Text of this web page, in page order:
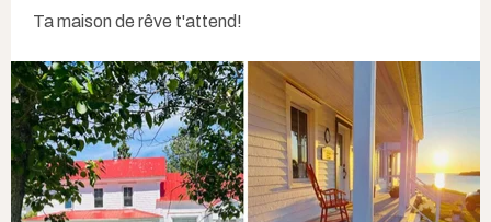
Ta maison de rêve t'attend!